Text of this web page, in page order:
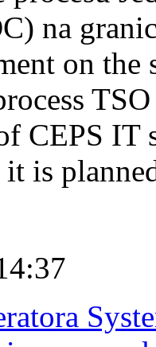
na
on
CEPS IT
is